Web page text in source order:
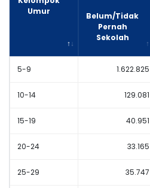
Umur
Belum/Tidak
Pernah
Sekolah
5-9 1.622.825
10-14 129.081
15-19 40.951
20-24 33.165
25-29 35.747